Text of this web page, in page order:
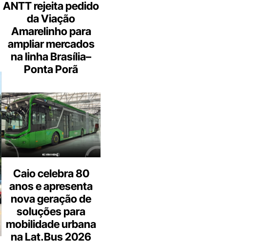
ANTT rejeita pedido
da Viação
Amarelinho para
ampliar mercados
na linha Brasília–
Ponta Porã
Caio celebra 80
anos e apresenta
nova geração de
soluções para
mobilidade urbana
na Lat.Bus 2026